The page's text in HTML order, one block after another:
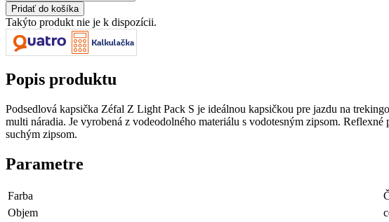
Takýto produkt nie je k dispozícii.
Popis produktu
Podsedlová kapsička Zéfal Z Light Pack S je ideálnou kapsičkou pre jazdu na
multi náradia. Je vyrobená z vodeodolného materiálu s vodotesným zipsom.
suchým zipsom.
Parametre
Farba
Objem